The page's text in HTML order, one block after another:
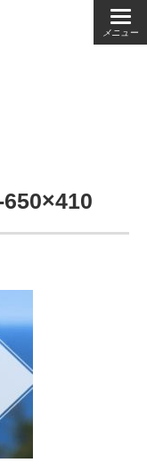
メニュー